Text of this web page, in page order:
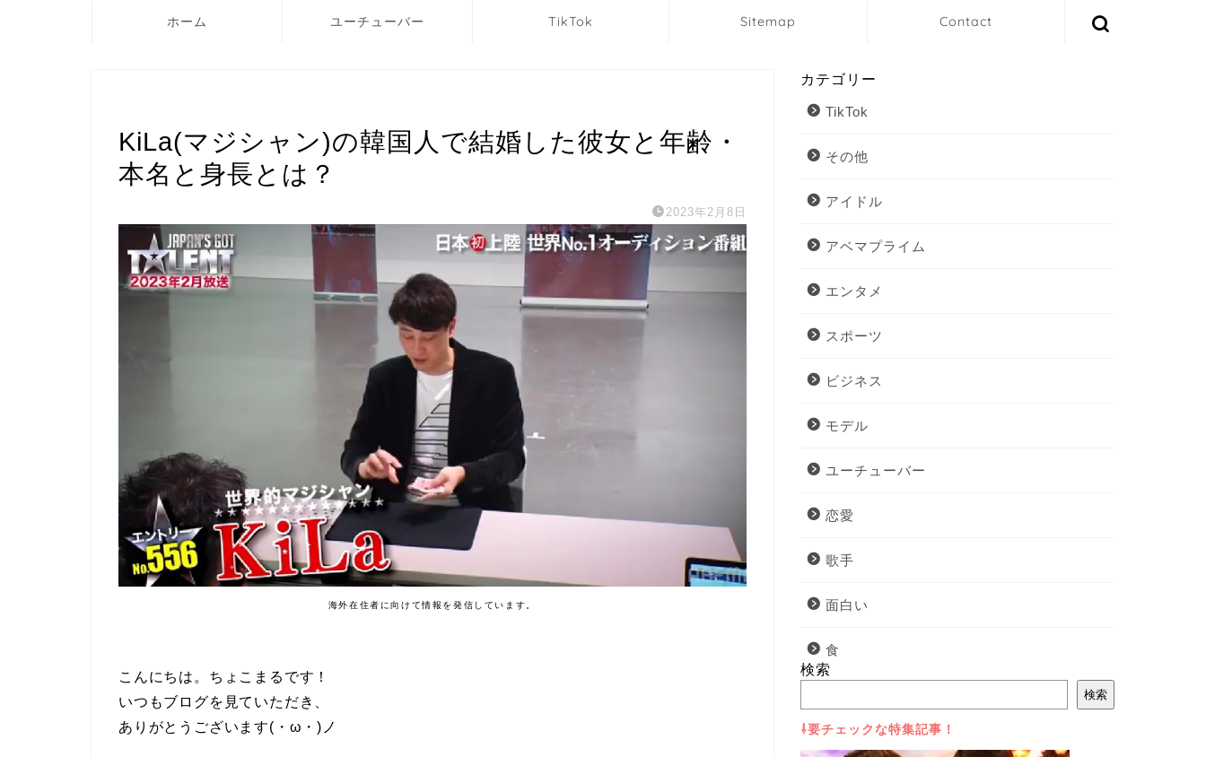
ホーム ユーチューバー TikTok Sitemap Contact
KiLa(マジシャン)の韓国人で結婚した彼女と年齢・
本名と身長とは？
2023年2月8日
海外在住者に向けて情報を発信しています。
こんにちは。ちょこまるです！
いつもブログを見ていただき、
ありがとうございます(・ω・)ノ
カテゴリー
TikTok
その他
アイドル
アベマプライム
エンタメ
スポーツ
ビジネス
モデル
ユーチューバー
恋愛
歌手
面白い
食
検索
検索
⇩要チェックな特集記事！